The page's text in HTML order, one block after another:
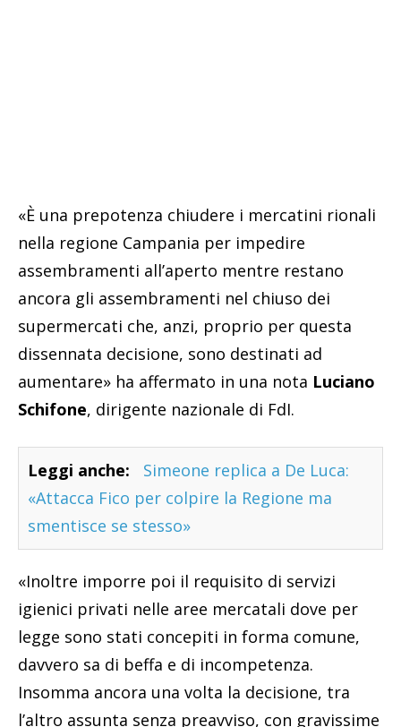
«È una prepotenza chiudere i mercatini rionali
nella regione Campania per impedire
assembramenti all’aperto mentre restano
ancora gli assembramenti nel chiuso dei
supermercati che, anzi, proprio per questa
dissennata decisione, sono destinati ad
aumentare» ha affermato in una nota Luciano
Schifone, dirigente nazionale di FdI.
Leggi anche:
Simeone replica a De Luca:
«Attacca Fico per colpire la Regione ma
smentisce se stesso»
«Inoltre imporre poi il requisito di servizi
igienici privati nelle aree mercatali dove per
legge sono stati concepiti in forma comune,
davvero sa di beffa e di incompetenza.
Insomma ancora una volta la decisione, tra
l’altro assunta senza preavviso, con gravissime